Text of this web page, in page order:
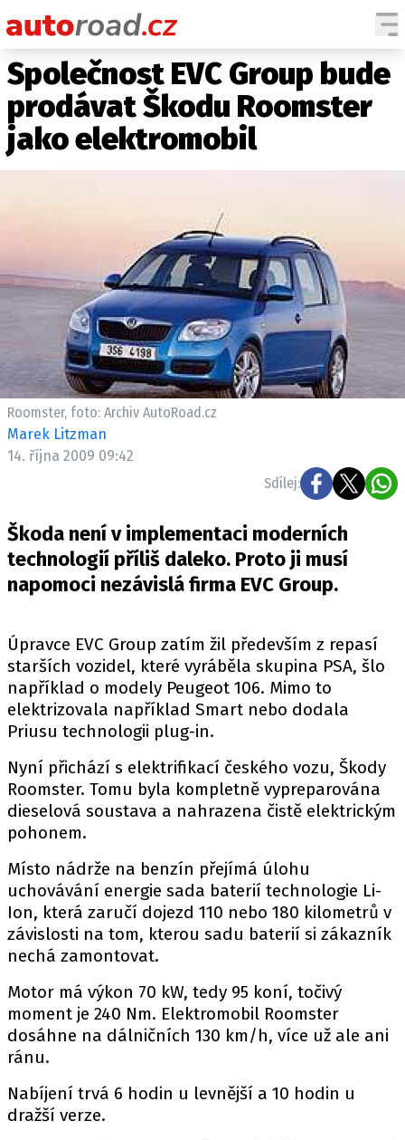
AUTA
TESTY AUT
NOVINKY
HISTORIE
ZAJÍMAVOSTI
TECHNIKA
EKONOMIKA
ČESKÝ TRH
TUNING
PROFI
ELEKTRO
TESTY ELEKTROMOBILŮ
RALLY
OSTATNÍ
ROZHOVORY
DAKAR
Z DOMOVA
ZE SVĚTA
MOTORSPORT
PIT LANE
FIA CEZ & POHÁRY
MEZINÁRODNÍ SCÉNA
SLEDUJTE NÁS NA
Máte příběh, fotku nebo video?
Pošlete e-mail na autoroad.cz
ETICKÝ KODEX
Společnost EVC Group bude
prodávat Škodu Roomster
jako elektromobil
Roomster, foto: Archiv AutoRoad.cz
Marek Litzman
14. října 2009 09:42
Sdílej:
Škoda není v implementaci moderních
technologií příliš daleko. Proto ji musí
napomoci nezávislá firma EVC Group.
Úpravce EVC Group zatím žil především z repasí
starších vozidel, které vyráběla skupina PSA, šlo
například o modely Peugeot 106. Mimo to
elektrizovala například Smart nebo dodala
Priusu technologii plug-in.
Nyní přichází s elektrifikací českého vozu, Škody
Roomster. Tomu byla kompletně vypreparována
dieselová soustava a nahrazena čistě elektrickým
pohonem.
Místo nádrže na benzín přejímá úlohu
uchovávání energie sada baterií technologie Li-
Ion, která zaručí dojezd 110 nebo 180 kilometrů v
závislosti na tom, kterou sadu baterií si zákazník
nechá zamontovat.
Motor má výkon 70 kW, tedy 95 koní, točivý
moment je 240 Nm. Elektromobil Roomster
dosáhne na dálničních 130 km/h, více už ale ani
ránu.
Nabíjení trvá 6 hodin u levnější a 10 hodin u
dražší verze.